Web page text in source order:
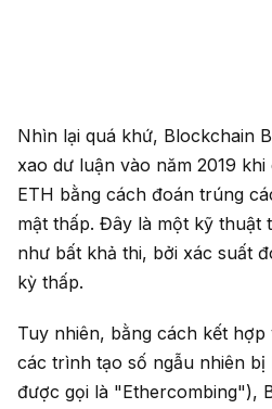
Nhìn lại quá khứ, Blockchain
xao dư luận vào năm 2019
ETH bằng cách đoán trúng
mật thấp. Đây là một kỹ thuật
như bất khả thi, bởi xác suất
kỳ thấp.
Tuy nhiên, bằng cách kết hợp
các trình tạo số ngẫu nhiên
được gọi là "Ethercombing"),